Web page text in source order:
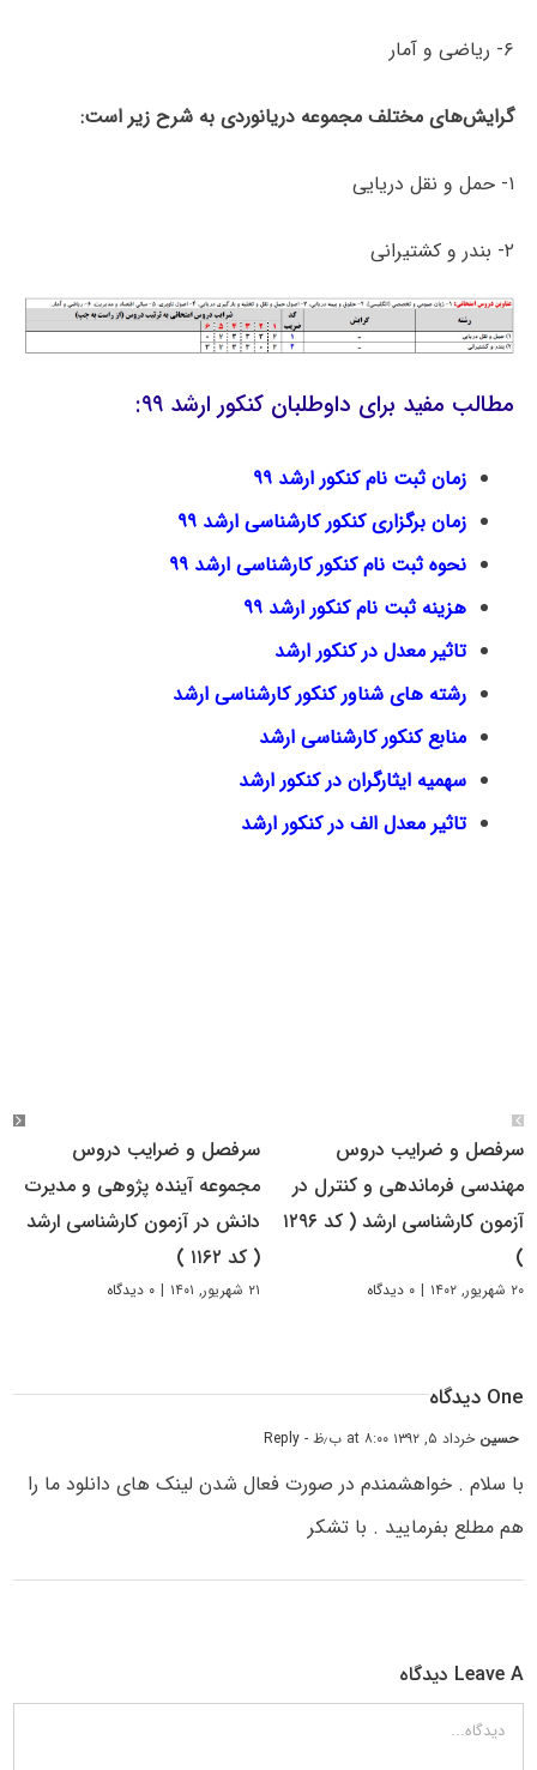
۶- ریاضی و آمار
گرایش‌های مختلف مجموعه دریانوردی به شرح زیر است:
۱- حمل و نقل دریایی
۲- بندر و کشتیرانی
مطالب مفید برای داوطلبان کنکور ارشد ۹۹:
زمان ثبت نام کنکور ارشد ۹۹
زمان برگزاری کنکور کارشناسی ارشد ۹۹
نحوه ثبت نام کنکور کارشناسی ارشد ۹۹
هزینه ثبت نام کنکور ارشد ۹۹
تاثیر معدل در کنکور ارشد
رشته های شناور کنکور کارشناسی ارشد
منابع کنکور کارشناسی ارشد
سهمیه ایثارگران در کنکور ارشد
تاثیر معدل الف در کنکور ارشد
سرفصل و ضرایب دروس
مهندسی فرماندهی و کنترل در
آزمون کارشناسی ارشد ( کد ۱۲۹۶
)
۲۰ شهریور, ۱۴۰۲ | ۰ دیدگاه
سرفصل و ضرایب دروس
مجموعه آینده پژوهی و مدیرت
دانش در آزمون کارشناسی ارشد
( کد ۱۱۶۲ )
۲۱ شهریور, ۱۴۰۱ | ۰ دیدگاه
One دیدگاه
حسین خرداد ۵, ۱۳۹۲ at ۸:۰۰ ب٫ظ - Reply
با سلام . خواهشمندم در صورت فعال شدن لینک های دانلود ما را
هم مطلع بفرمایید . با تشکر
Leave A دیدگاه
دیدگاه